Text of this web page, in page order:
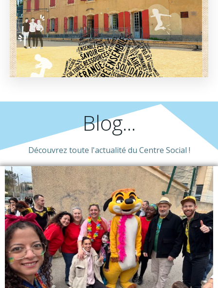
Blog...
Découvrez toute l'actualité du Centre Social !